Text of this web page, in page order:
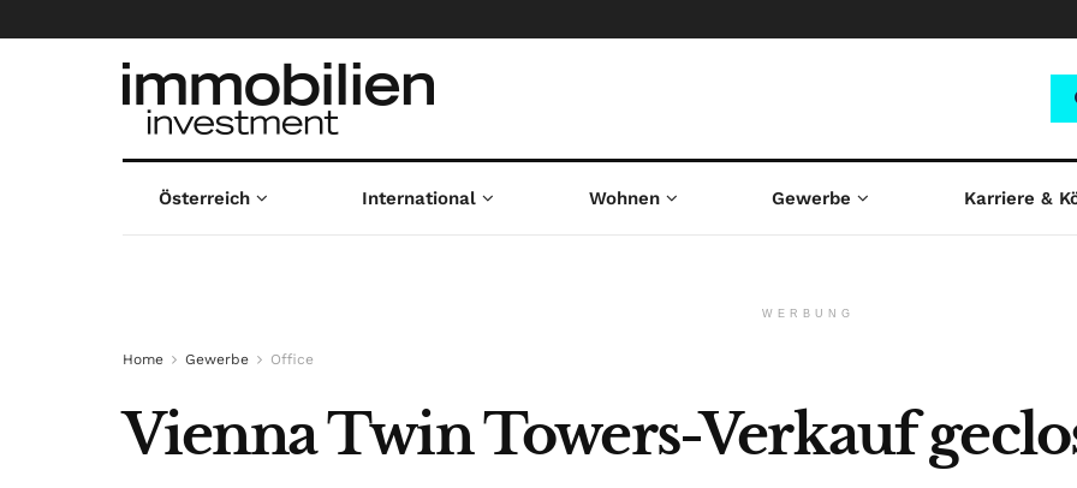
Österreich International Wohnen Gewerbe Karriere &
WERBUNG
Home Gewerbe Office
Vienna Twin Towers-Verkauf